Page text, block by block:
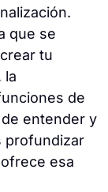
que se
tu
la
de
entender y
profundizar
esa